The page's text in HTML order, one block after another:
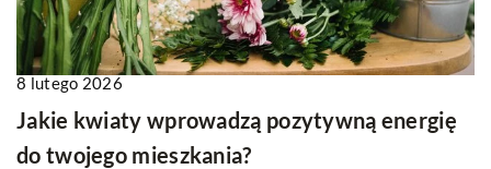
8 lutego 2026
Jakie kwiaty wprowadzą pozytywną energię
do twojego mieszkania?